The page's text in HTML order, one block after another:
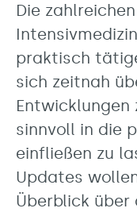
Die
praktisch
sich zeitnah
Entwicklungen
sinnvoll in die
einfließen zu
Updates
Überblick